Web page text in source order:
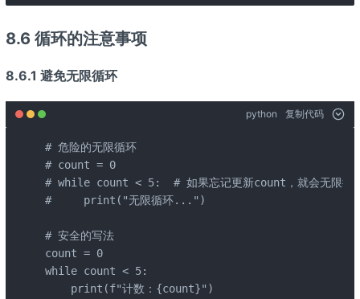
8.6 循环的注意事项
8.6.1 避免无限循环
python 复制代码
# 危险的无限循环
# count = 0
# while count < 5:  # 如果忘记更新count，就会无限循
#     print("无限循环...")
# 安全的写法
count = 0
while count < 5:
    print(f"计数：{count}")